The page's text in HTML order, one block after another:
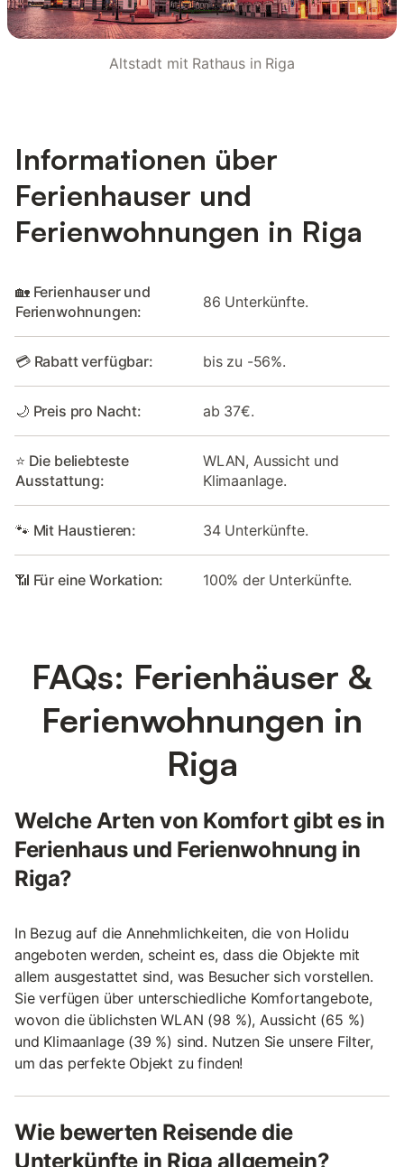
Altstadt mit Rathaus in Riga
Informationen über
Ferienhauser und
Ferienwohnungen in Riga
🏡 Ferienhauser und
Ferienwohnungen:
86 Unterkünfte.
💳 Rabatt verfügbar: bis zu -56%.
🌙 Preis pro Nacht: ab 37€.
⭐ Die beliebteste
Ausstattung:
WLAN, Aussicht und
Klimaanlage.
🐾 Mit Haustieren: 34 Unterkünfte.
📶 Für eine Workation: 100% der Unterkünfte.
FAQs: Ferienhäuser &
Ferienwohnungen in
Riga
Welche Arten von Komfort gibt es in
Ferienhaus und Ferienwohnung in
Riga?
In Bezug auf die Annehmlichkeiten, die von Holidu
angeboten werden, scheint es, dass die Objekte mit
allem ausgestattet sind, was Besucher sich vorstellen.
Sie verfügen über unterschiedliche Komfortangebote,
wovon die üblichsten WLAN (98 %), Aussicht (65 %)
und Klimaanlage (39 %) sind. Nutzen Sie unsere Filter,
um das perfekte Objekt zu finden!
Wie bewerten Reisende die
Unterkünfte in Riga allgemein?